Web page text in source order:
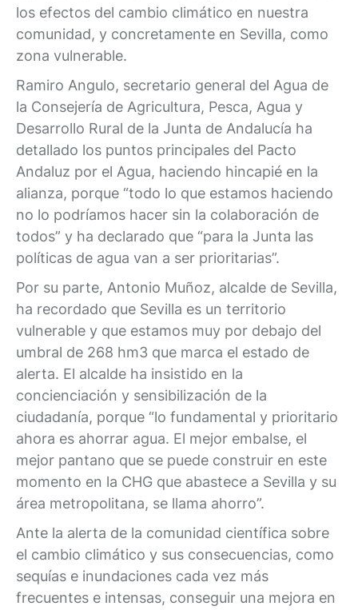
los efectos del cambio climático en nuestra
comunidad, y concretamente en Sevilla, como
zona vulnerable.
Ramiro Angulo, secretario general del Agua de
la Consejería de Agricultura, Pesca, Agua y
Desarrollo Rural de la Junta de Andalucía ha
detallado los puntos principales del Pacto
Andaluz por el Agua, haciendo hincapié en la
alianza, porque “todo lo que estamos haciendo
no lo podríamos hacer sin la colaboración de
todos” y ha declarado que “para la Junta las
políticas de agua van a ser prioritarias”.
Por su parte, Antonio Muñoz, alcalde de Sevilla,
ha recordado que Sevilla es un territorio
vulnerable y que estamos muy por debajo del
umbral de 268 hm3 que marca el estado de
alerta. El alcalde ha insistido en la
concienciación y sensibilización de la
ciudadanía, porque “lo fundamental y prioritario
ahora es ahorrar agua. El mejor embalse, el
mejor pantano que se puede construir en este
momento en la CHG que abastece a Sevilla y su
área metropolitana, se llama ahorro”.
Ante la alerta de la comunidad científica sobre
el cambio climático y sus consecuencias, como
sequías e inundaciones cada vez más
frecuentes e intensas, conseguir una mejora en